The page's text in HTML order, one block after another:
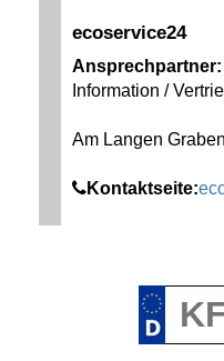
ecoservice24
Ansprechpartner:
Information /
Am Langen
Kontaktseite: